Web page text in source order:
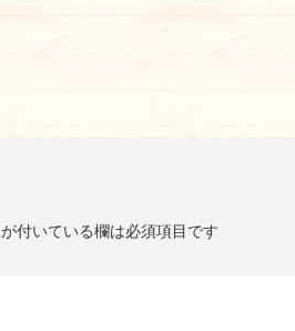
が付いている欄は必須項目です